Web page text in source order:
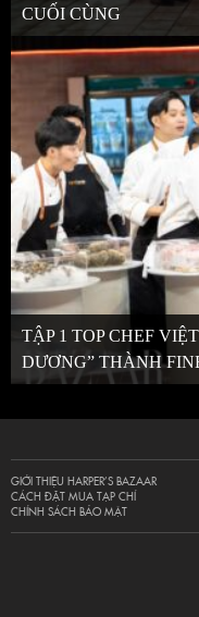
CUỐI CÙNG
TẬP 1 TOP CHEF
DƯƠNG” THÀNH
GIỚI THIỆU HARPER’S BAZAAR
CÁCH ĐẶT MUA TẠP CHÍ
CHÍNH SÁCH BẢO MẬT